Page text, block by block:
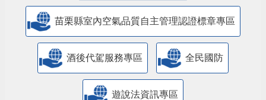
苗栗縣室內空氣品質自主管理認證標章專區
酒後代駕服務專區 全民國防
遊說法資訊專區